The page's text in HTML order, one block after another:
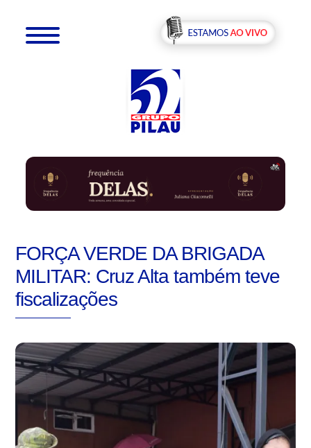
FORÇA VERDE DA BRIGADA
MILITAR: Cruz Alta também teve
fiscalizações